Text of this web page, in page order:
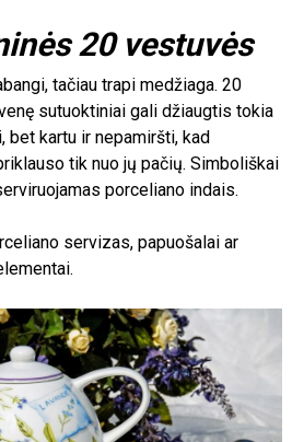
20 vestuvės
tačiau trapi medžiaga. 20
sutuoktiniai gali džiaugtis tokia
bet kartu ir nepamiršti, kad
tik nuo jų pačių. Simboliškai
porceliano indais.
servizas, papuošalai ar